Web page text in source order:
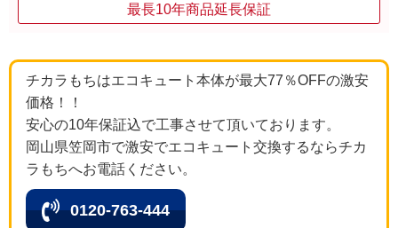
最長10年商品延長保証
チカラもちはエコキュート本体が最大77％OFFの激安
価格！！
安心の10年保証込で工事させて頂いております。
岡山県笠岡市で激安でエコキュート交換するならチカ
ラもちへお電話ください。
0120-763-444